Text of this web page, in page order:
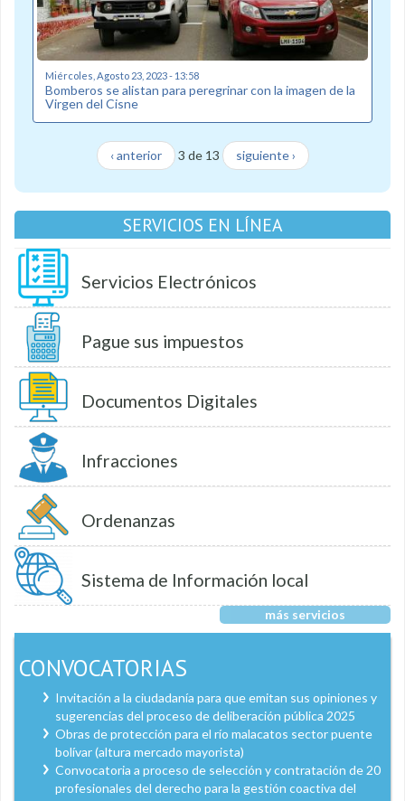
Miércoles, Agosto 23, 2023 - 13:58
Bomberos se alistan para peregrinar con la imagen de la
Virgen del Cisne
‹ anterior 3 de 13 siguiente ›
SERVICIOS EN LÍNEA
Servicios Electrónicos
Pague sus impuestos
Documentos Digitales
Infracciones
Ordenanzas
Sistema de Información local
más servicios
CONVOCATORIAS
Invitación a la ciudadanía para que emitan sus opiniones y
sugerencias del proceso de deliberación pública 2025
Obras de protección para el río malacatos sector puente
bolívar (altura mercado mayorista)
Convocatoria a proceso de selección y contratación de 20
profesionales del derecho para la gestión coactiva del